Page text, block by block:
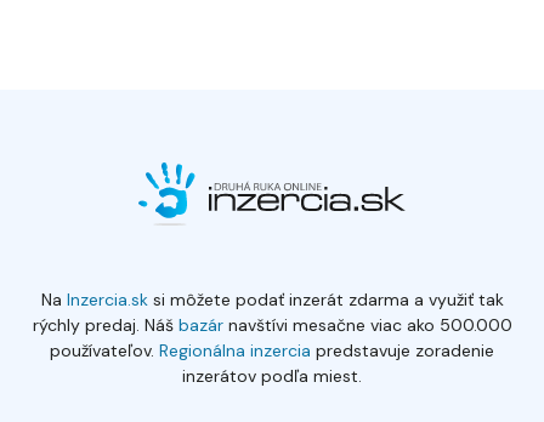
Na Inzercia.sksi môžete podať inzerát zdarma a využiť tak
rýchly predaj. Náš bazárnavštívi mesačne viac ako 500.000
používateľov. Regionálna inzercia predstavuje zoradenie
inzerátov podľa miest.